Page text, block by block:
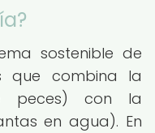
sostenible de
que combina la
peces) con la
en agua). En